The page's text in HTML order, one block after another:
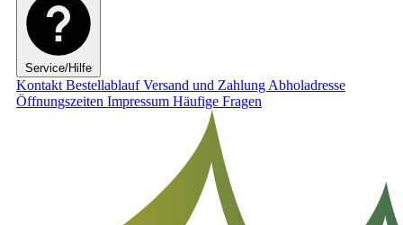
Service/Hilfe
Kontakt BestellablaufVersand und Zahlung Abholadresse
Öffnungszeiten Impressum Häufige Fragen